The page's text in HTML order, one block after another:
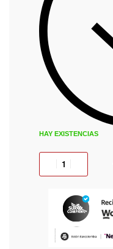
HAY EXISTENCIAS